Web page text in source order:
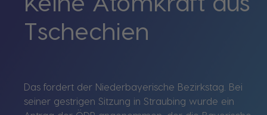
Tschechien
Das fordert der Niederbayerische Bezirkstag. Bei
seiner gestrigen Sitzung in Straubing wurde ein